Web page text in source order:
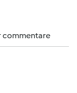
commentare